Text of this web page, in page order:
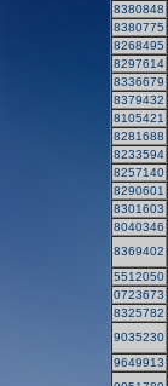
8380848
8380775
8268495
8297614
8336679
8379432
8105421
8281688
8233594
8257140
8290601
8301603
8040346
8369402
5512050
0723673
8325782
9035230
9649913